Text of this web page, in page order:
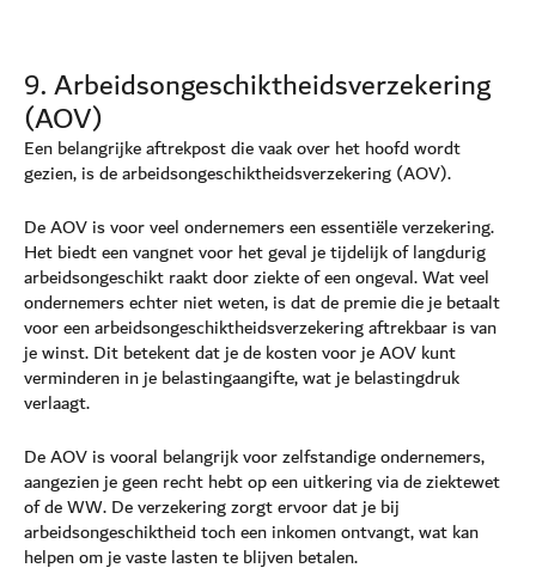
9. Arbeidsongeschiktheidsverzekering
(AOV)
Een belangrijke aftrekpost die vaak over het hoofd wordt
gezien, is de arbeidsongeschiktheidsverzekering (AOV).
De AOV is voor veel ondernemers een essentiële verzekering.
Het biedt een vangnet voor het geval je tijdelijk of langdurig
arbeidsongeschikt raakt door ziekte of een ongeval. Wat veel
ondernemers echter niet weten, is dat de premie die je betaalt
voor een arbeidsongeschiktheidsverzekering aftrekbaar is van
je winst. Dit betekent dat je de kosten voor je AOV kunt
verminderen in je belastingaangifte, wat je belastingdruk
verlaagt.
De AOV is vooral belangrijk voor zelfstandige ondernemers,
aangezien je geen recht hebt op een uitkering via de ziektewet
of de WW. De verzekering zorgt ervoor dat je bij
arbeidsongeschiktheid toch een inkomen ontvangt, wat kan
helpen om je vaste lasten te blijven betalen.